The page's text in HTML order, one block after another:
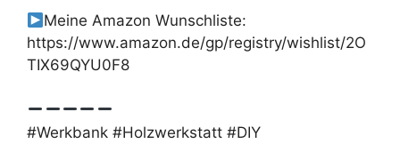
Meine Amazon Wunschliste:
https://www.amazon.de/gp/registry/wishlist/2O
TIX69QYU0F8
#Werkbank #Holzwerkstatt #DIY